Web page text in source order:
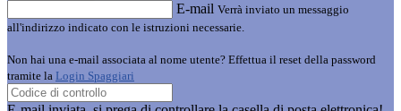
E-mail Verrà inviato un messaggio
all'indirizzo indicato con le istruzioni necessarie.
Non hai una e-mail associata al nome utente? Effettua il reset della password
tramite la Login Spaggiari